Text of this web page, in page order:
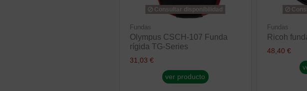
Consultar disponibilidad
Fundas
Olympus CSCH-107 Funda
rígida TG-Series
31,03 €
ver producto
Fundas
Ricoh
48,40 €